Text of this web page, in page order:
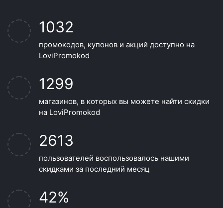
1032
промокодов, купонов и акций доступно на
LoviPromokod
1299
магазинов, в которых вы можете найти скидки
на LoviPromokod
2613
пользователей воспользовалось нашими
скидками за последний месяц
42%